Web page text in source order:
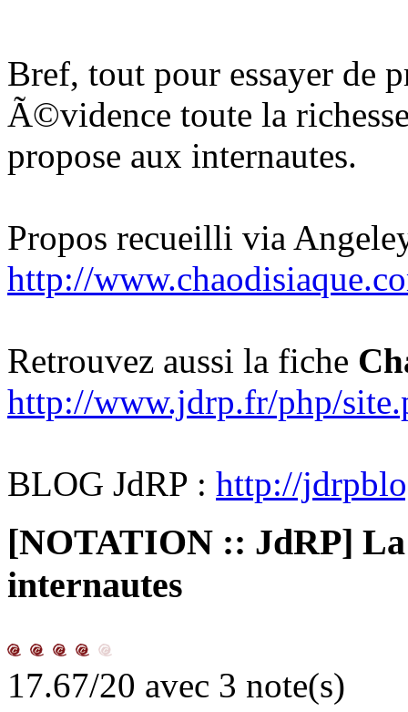
Bref, tout pour essayer de
Ã©vidence toute la
propose aux internautes.
Propos recueilli via
http://
Retrouvez aussi la fiche
http://www.jdrp.fr/php/
BLOG JdRP : http://
[NOTATION :: JdRP]
internautes
17.67/20 avec 3 note(s)